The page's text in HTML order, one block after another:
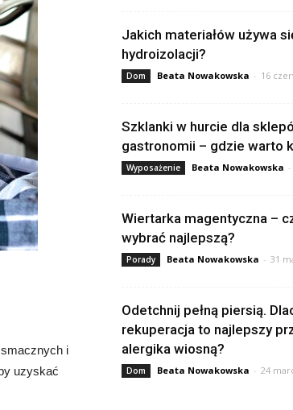
i
uzyskać
Jakich materiałów używa
hydroizolacji?
Dom Beata Nowakowska - 16
Szklanki w hurcie dla
gastronomii – gdzie warto
Wyposażenie Beata Nowakowska -
Wiertarka magentyczna –
wybrać najlepszą?
Porady Beata Nowakowska - 31
Odetchnij pełną piersią.
rekuperacja to najlepszy
alergika wiosną?
Dom Beata Nowakowska - 24